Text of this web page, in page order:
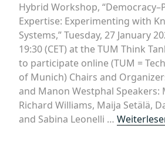
Hybrid Workshop,
Expertise: Experimenting with
Systems,” Tuesday, 27 January
19:30 (CET) at the TUM Think
to participate online (TUM =
of Munich) Chairs and
and Manon Westphal Speakers:
Richard Williams, Maija Setälä,
and Sabina Leonelli …